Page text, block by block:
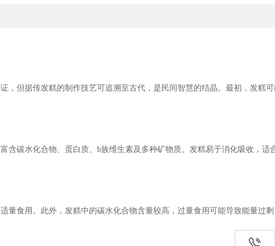
，但据传发糕的制作技艺可追溯至古代，是民间智慧的结晶。最初，发糕
含碳水化合物、蛋白质、b族维生素及多种矿物质。发糕易于消化吸收，适
量食用。此外，发糕中的碳水化合物含量较高，过量食用可能导致能量过